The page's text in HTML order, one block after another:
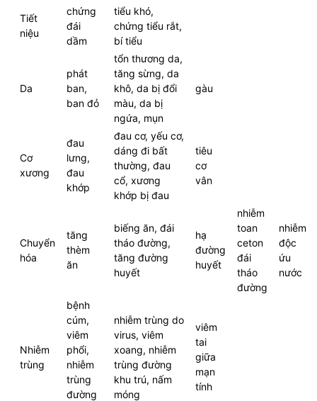
Tiết
niệu
chứng
đái
dầm
tiểu khó,
chứng tiểu rắt,
bí tiểu
Da
phát
ban,
ban đỏ
tổn thương da,
tăng sừng, da
khô, da bị đổi
màu, da bị
ngứa, mụn
gàu
Cơ
xương
đau
lưng,
đau
khớp
đau cơ, yếu cơ,
dáng đi bất
thường, đau
cổ, xương
khớp bị đau
tiêu
cơ
vân
Chuyển
hóa
tăng
thèm
ăn
biếng ăn, đái
tháo đường,
tăng đường
huyết
hạ
đường
huyết
nhiễm
toan
ceton
đái
tháo
đường
nhiễm
độc
ứu
nước
Nhiễm
trùng
bệnh
cúm,
viêm
phổi,
nhiễm
trùng
đường
nhiễm trùng do
virus, viêm
xoang, nhiễm
trùng đường
khu trú, nấm
móng
viêm
tai
giữa
mạn
tính